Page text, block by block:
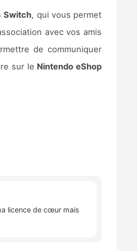
Switch, qui vous permet
avec vos amis
de communiquer
sur le Nintendo eShop
licence de cœur mais